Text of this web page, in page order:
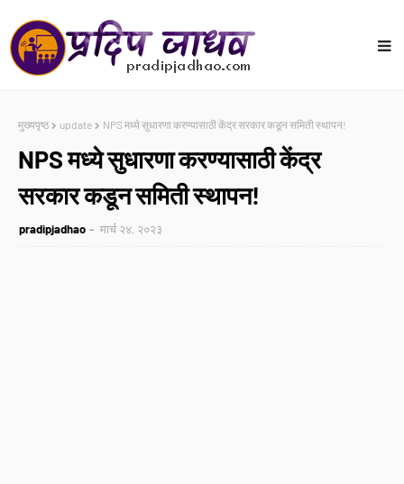
मुख्यपृष्ठ update NPS मध्ये सुधारणा करण्यासाठी केंद्र सरकार कडून समिती स्थापन!
NPS मध्ये सुधारणा करण्यासाठी केंद्र
सरकार कडून समिती स्थापन!
pradipjadhao मार्च २४, २०२३